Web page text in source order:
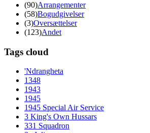
(90)Arrangementer
(58)Bogudgivelser
(3)Oversættelser
(123)Andet
Tags cloud
'Ndrangheta
1348
1943
1945
1945 Special Air Service
3 King's Own Hussars
331 Squadron